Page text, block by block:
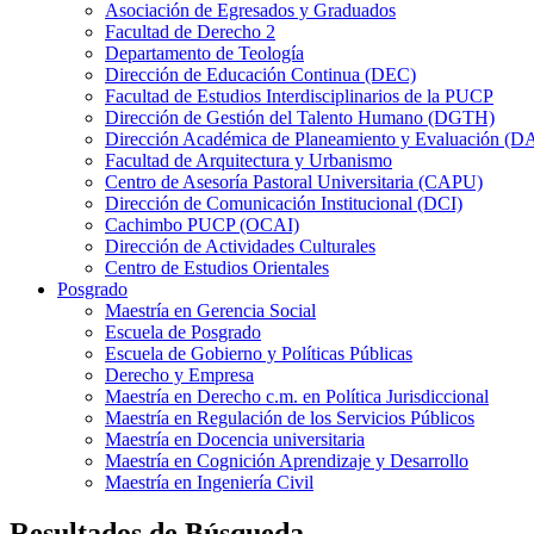
Asociación de Egresados y Graduados
Facultad de Derecho 2
Departamento de Teología
Dirección de Educación Continua (DEC)
Facultad de Estudios Interdisciplinarios de la PUCP
Dirección de Gestión del Talento Humano (DGTH)
Dirección Académica de Planeamiento y Evaluación
Facultad de Arquitectura y Urbanismo
Centro de Asesoría Pastoral Universitaria (CAPU)
Dirección de Comunicación Institucional (DCI)
Cachimbo PUCP (OCAI)
Dirección de Actividades Culturales
Centro de Estudios Orientales
Posgrado
Maestría en Gerencia Social
Escuela de Posgrado
Escuela de Gobierno y Políticas Públicas
Derecho y Empresa
Maestría en Derecho c.m. en Política Jurisdiccional
Maestría en Regulación de los Servicios Públicos
Maestría en Docencia universitaria
Maestría en Cognición Aprendizaje y Desarrollo
Maestría en Ingeniería Civil